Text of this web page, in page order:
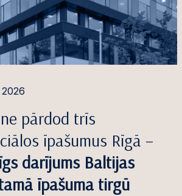
2026
pārdod trīs
īpašumus Rīgā –
darījums Baltijas
īpašuma tirgū